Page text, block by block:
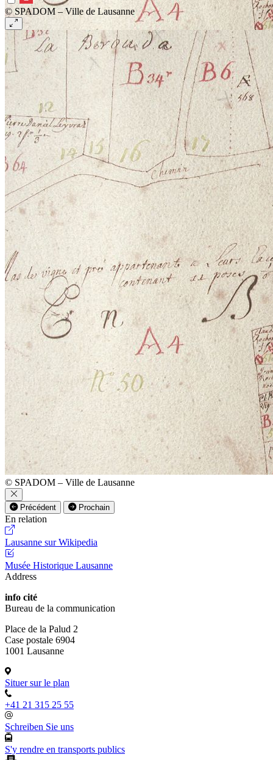
© SPADOM – Ville de Lausanne
© SPADOM – Ville de Lausanne
Précédent Prochain
En relation
Lausanne sur Wikipedia
Musée Historique Lausanne
Address
info cité
Bureau de la communication
Place de la Palud 2
Case postale 6904
1001 Lausanne
Situer sur le plan
+41 21 315 25 55
Schreiben Sie uns
S'y rendre en transports publics